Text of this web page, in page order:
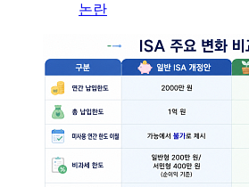
논란